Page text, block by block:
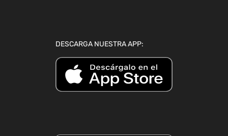
DESCARGA NUESTRA APP: